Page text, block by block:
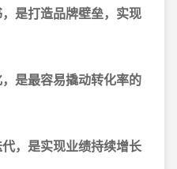
是打造品牌壁垒，实现
是最容易撬动转化率的
，是实现业绩持续增长